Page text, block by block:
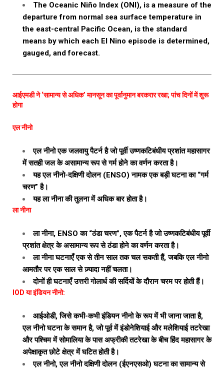
The Oceanic Niño Index (ONI), is a measure of the
departure from normal sea surface temperature in
the east-central Pacific Ocean, is the standard
means by which each El Nino episode is determined,
gauged, and forecast.
आईएमडी ने ‘सामान्य से अधिक’ मानसून का पूर्वानुमान बरकरार रखा; पांच दिनों में शुरू
होगा
एलनीनो
एल नीनो एक जलवायु पैटर्न है जो पूर्वी उष्णकटिबंधीय प्रशांत महासागर
में सतही जल के असामान्य रूप से गर्म होने का वर्णन करता है।
यह एल नीनो-दक्षिणी दोलन (ENSO) नामक एक बड़ी घटना का “गर्म
चरण” है।
यह ला नीना की तुलना में अधिक बार होता है।
ला नीना
ला नीना, ENSO का “ठंडा चरण”, एक पैटर्न है जो उष्णकटिबंधीय पूर्वी
प्रशांत क्षेत्र के असामान्य रूप से ठंडा होने का वर्णन करता है।
ला नीना घटनाएँ एक से तीन साल तक चल सकती हैं, जबकि एल नीनो
आमतौर पर एक साल से ज़्यादा नहीं चलता।
दोनों ही घटनाएँ उत्तरी गोलार्ध की सर्दियों के दौरान चरम पर होती हैं।
IOD या इंडियन नीनो:
आईओडी, जिसे कभी-कभी इंडियन नीनो के रूप में भी जाना जाता है,
एल नीनो घटना के समान है, जो पूर्व में इंडोनेशियाई और मलेशियाई तटरेखा
और पश्चिम में सोमालिया के पास अफ्रीकी तटरेखा के बीच हिंद महासागर के
अपेक्षाकृत छोटे क्षेत्र में घटित होती है।
एल नीनो, एल नीनो दक्षिणी दोलन (ईएनएसओ) घटना का सामान्य से